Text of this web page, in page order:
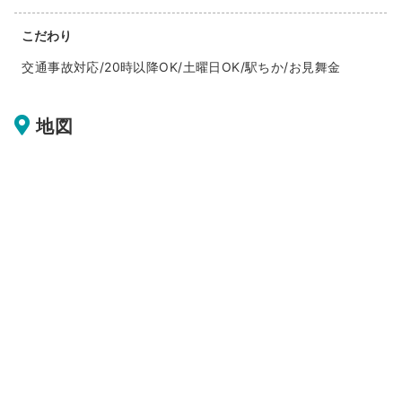
こだわり
交通事故対応/20時以降OK/土曜日OK/駅ちか/お見舞金
地図